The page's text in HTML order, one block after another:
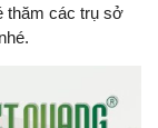
thăm các trụ sở